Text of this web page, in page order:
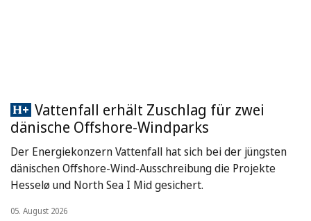
Vattenfall erhält Zuschlag für zwei
dänische Offshore-Windparks
Der Energiekonzern Vattenfall hat sich bei der jüngsten
dänischen Offshore-Wind-Ausschreibung die Projekte
Hesselø und North Sea I Mid gesichert.
05. August 2026